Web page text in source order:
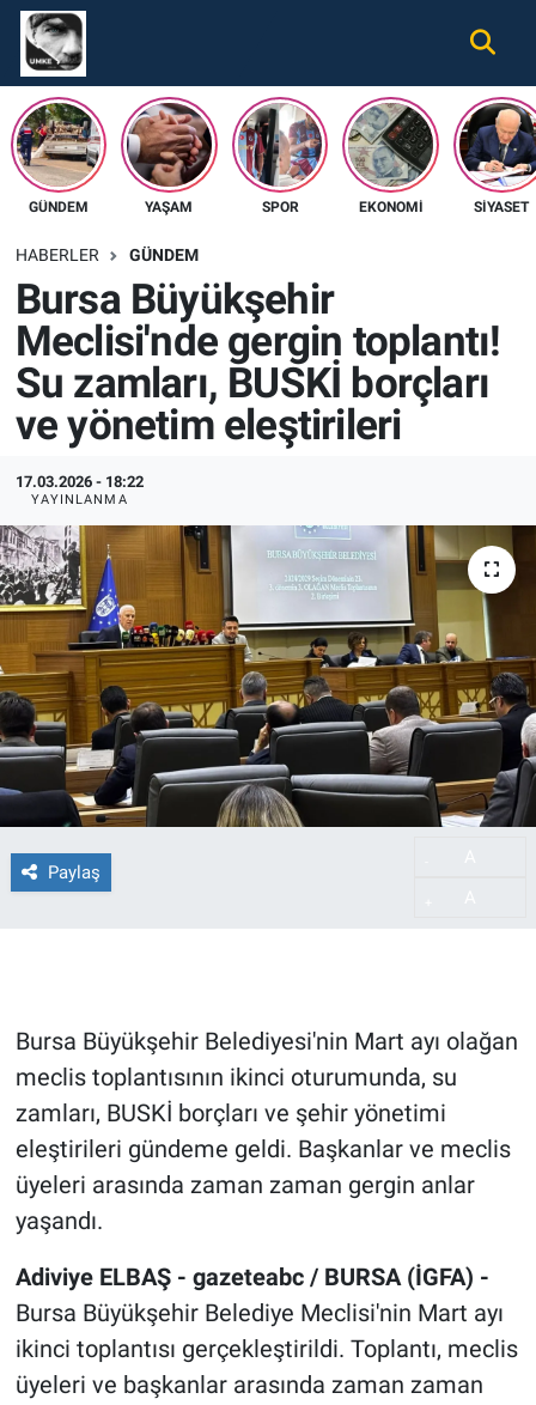
GÜNDEM YAŞAM SPOR EKONOMI SIYASET
HABERLER GÜNDEM
Bursa Büyükşehir
Meclisi'nde gergin toplantı!
Su zamları, BUSKİ borçları
ve yönetim eleştirileri
17.03.2026 - 18:22
YAYINLANMA
Paylaş
Bursa Büyükşehir Belediyesi'nin Mart ayı olağan
meclis toplantısının ikinci oturumunda, su
zamları, BUSKİ borçları ve şehir yönetimi
eleştirileri gündeme geldi. Başkanlar ve meclis
üyeleri arasında zaman zaman gergin anlar
yaşandı.
Adiviye ELBAŞ - gazeteabc / BURSA (İGFA) -
Bursa Büyükşehir Belediye Meclisi'nin Mart ayı
ikinci toplantısı gerçekleştirildi. Toplantı, meclis
üyeleri ve başkanlar arasında zaman zaman
Gündem
Ekonomi
Spor
Tüm Haberler
İletişim
Nöbetçi Eczaneler
Hava Durumu
Namaz Vakitleri
Süper Lig Puan Durumu ve Fikstür
Tüm Manşetler